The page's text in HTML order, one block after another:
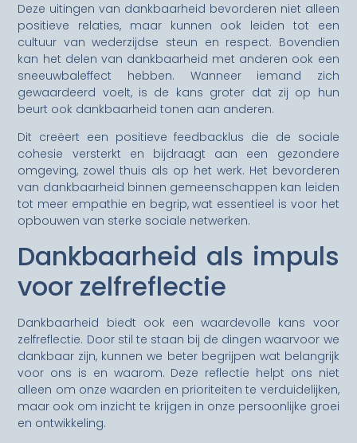
Deze uitingen van dankbaarheid bevorderen niet alleen
positieve relaties, maar kunnen ook leiden tot een
cultuur van wederzijdse steun en respect. Bovendien
kan het delen van dankbaarheid met anderen ook een
sneeuwbaleffect hebben. Wanneer iemand zich
gewaardeerd voelt, is de kans groter dat zij op hun
beurt ook dankbaarheid tonen aan anderen.
Dit creëert een positieve feedbacklus die de sociale
cohesie versterkt en bijdraagt aan een gezondere
omgeving, zowel thuis als op het werk. Het bevorderen
van dankbaarheid binnen gemeenschappen kan leiden
tot meer empathie en begrip, wat essentieel is voor het
opbouwen van sterke sociale netwerken.
Dankbaarheid als impuls
voor zelfreflectie
Dankbaarheid biedt ook een waardevolle kans voor
zelfreflectie. Door stil te staan bij de dingen waarvoor we
dankbaar zijn, kunnen we beter begrijpen wat belangrijk
voor ons is en waarom. Deze reflectie helpt ons niet
alleen om onze waarden en prioriteiten te verduidelijken,
maar ook om inzicht te krijgen in onze persoonlijke groei
en ontwikkeling.